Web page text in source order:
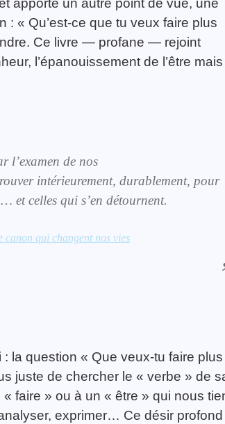
apporte un autre point de vue, une
« Qu’est-ce que tu veux faire plus
Ce livre — profane — rejoint
l’épanouissement de l’être mais
l’examen de nos
intérieurement, durablement, pour
et celles qui s’en détournent.
canon qui changent nos vies
la question « Que veux-tu faire plus
juste de chercher le « verbe » de
faire » ou à un « être » qui nous
exprimer… Ce désir profond